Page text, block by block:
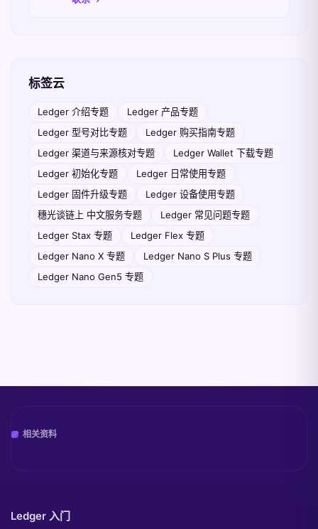
标签云
Ledger 介绍专题
Ledger 产品专题
Ledger 型号对比专题
Ledger 购买指南专题
Ledger 渠道与来源核对专题
Ledger Wallet 下载专题
Ledger 初始化专题
Ledger 日常使用专题
Ledger 固件升级专题
Ledger 设备使用专题
穗光谈链上 中文服务专题
Ledger 常见问题专题
Ledger Stax 专题
Ledger Flex 专题
Ledger Nano X 专题
Ledger Nano S Plus 专题
Ledger Nano Gen5 专题
相关资料
Ledger 入门